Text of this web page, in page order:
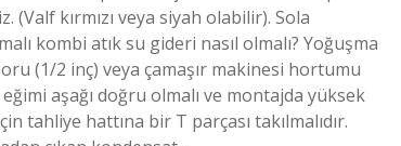
kırmızı veya siyah olabilir). Sola
kombi atık su gideri nasıl olmalı? Yoğuşma
(1/2 inç) veya çamaşır makinesi hortumu
aşağı doğru olmalı ve montajda yüksek
tahliye hattına bir T parçası takılmalıdır.